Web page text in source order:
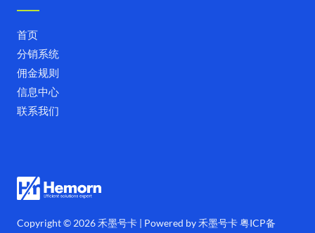
Copyright © 2026 禾墨号卡 | Powered by 禾墨号卡粤ICP备
首页
分销系统
佣金规则
信息中心
联系我们